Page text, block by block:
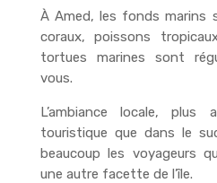
À Amed, les fonds marins
coraux, poissons
tortues marines sont
vous.
L’ambiance locale, plus
touristique que dans le
beaucoup les voyageurs
une autre facette de l’île.